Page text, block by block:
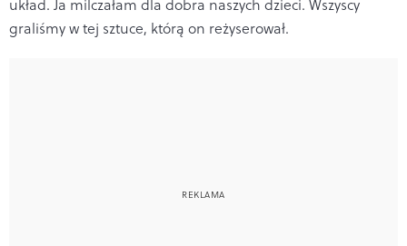
układ. Ja milczałam dla dobra naszych dzieci. Wszyscy
graliśmy w tej sztuce, którą on reżyserował.